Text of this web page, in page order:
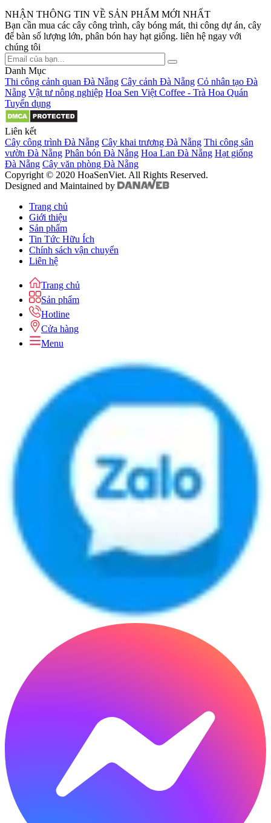
NHẬN THÔNG TIN VỀ SẢN PHẨM MỚI NHẤT
Bạn cần mua các cây công trình, cây bóng mát, thi công dự án, cây
để bàn số lượng lớn, phân bón hay hạt giống. liên hệ ngay với
chúng tôi
Danh Mục
Thi công cảnh quan Đà Nẵng Cây cảnh Đà Nẵng Cỏ nhân tạo Đà
Nẵng Vật tư nông nghiệp Hoa Sen Việt Coffee - Trà Hoa Quán
Tuyển dụng
Liên kết
Cây công trình Đà Nẵng Cây khai trương Đà Nẵng Thi công sân
vườn Đà Nẵng Phân bón Đà Nẵng Hoa Lan Đà Nẵng Hạt giống
Đà Nẵng Cây văn phòng Đà Nẵng
Copyright © 2020 HoaSenViet. All Rights Reserved.
Designed and Maintained by
Trang chủ
Giới thiệu
Sản phẩm
Tin Tức Hữu Ích
Chính sách vận chuyển
Liên hệ
Trang chủ
Sản phẩm
Hotline
Cửa hàng
Menu